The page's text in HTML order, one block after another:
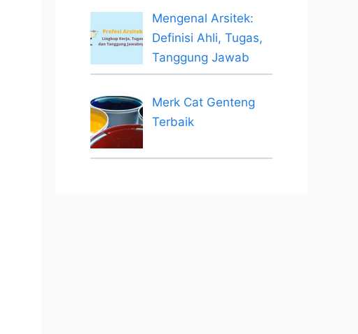
Mengenal Arsitek:
Definisi Ahli, Tugas,
Tanggung Jawab
Merk Cat Genteng
Terbaik